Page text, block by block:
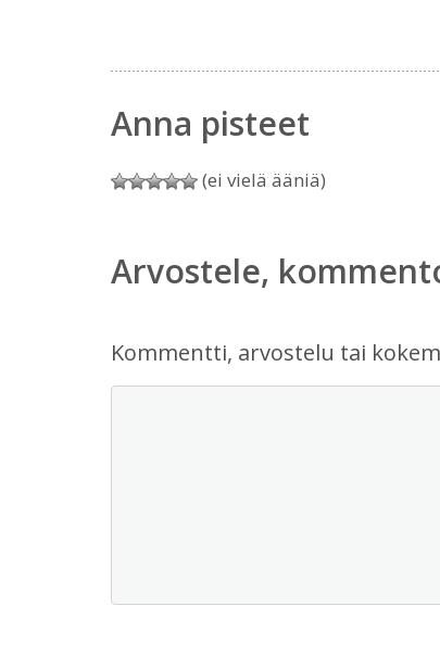
Anna pisteet
(ei vielä ääniä)
Arvostele,
Kommentti, arvostelu tai